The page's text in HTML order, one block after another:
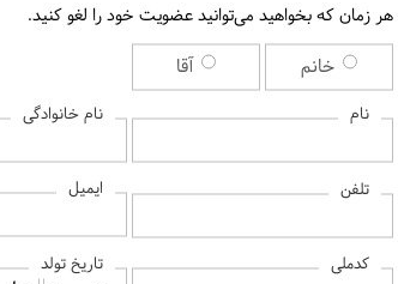
نام خانوادگی
هر زمان که بخواهید می‌توانید عضویت خود را لغو کنید.
خانم آقا
نام نام خانوادگی
تلفن ایمیل
کدملی تاریخ تولد